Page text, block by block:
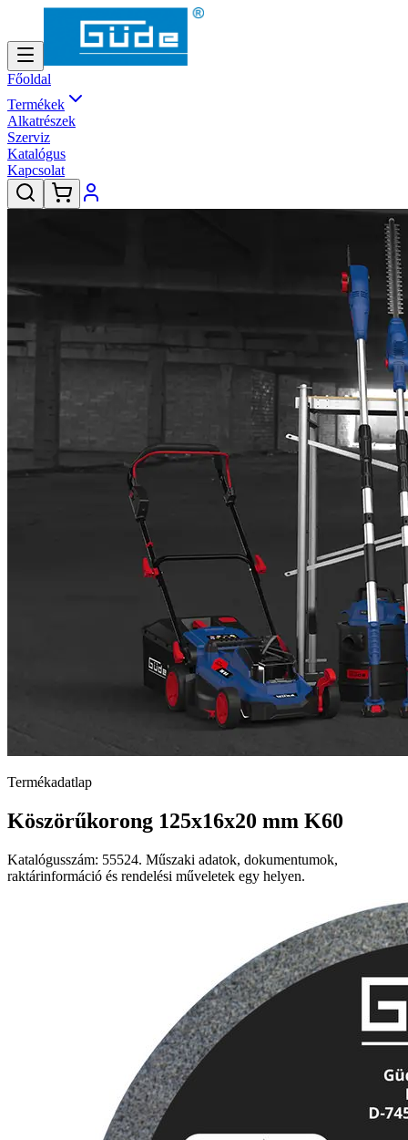
Főoldal
Termékek
Alkatrészek
Szerviz
Katalógus
Kapcsolat
Termékadatlap
Köszörűkorong 125x16x20 mm K60
Katalógusszám: 55524. Műszaki adatok, dokumentumok,
raktárinformáció és rendelési műveletek egy helyen.